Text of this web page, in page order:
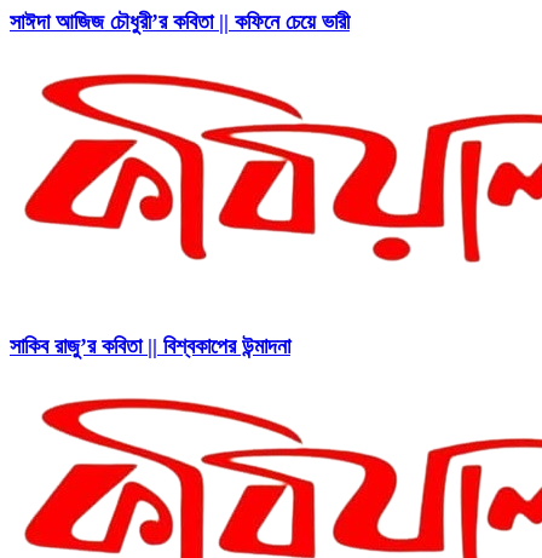
সাঈদা আজিজ চৌধুরী’র কবিতা || কফিনে চেয়ে ভারী
সাকিব রাজু’র কবিতা || বিশ্বকাপের উন্মাদনা